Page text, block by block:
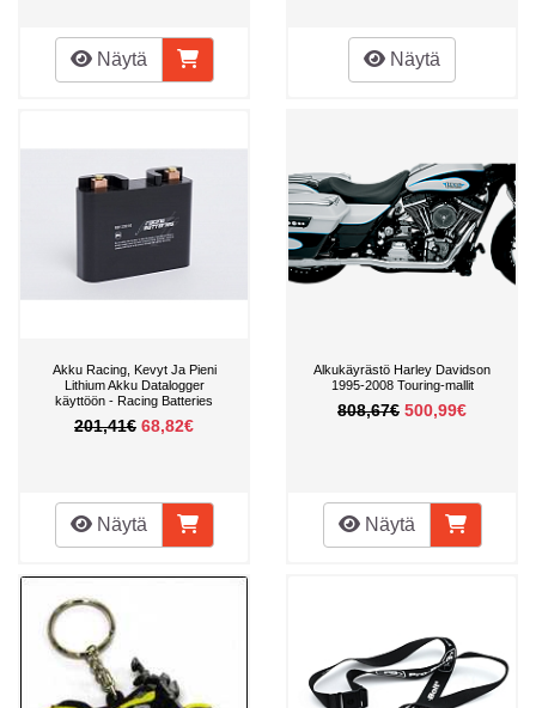
Näytä Näytä
Akku Racing, Kevyt Ja Pieni
Lithium Akku Datalogger
käyttöön - Racing Batteries
201,41€ 68,82€
Näytä
Alkukäyrästö Harley Davidson
1995-2008 Touring-mallit
808,67€ 500,99€
Näytä